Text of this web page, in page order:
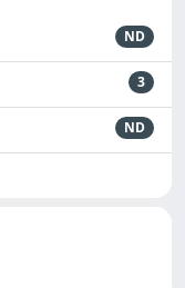
ND
3
ND